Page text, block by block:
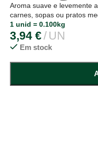
Aroma suave e levemente
carnes, sopas ou pratos
1 unid = 0.100kg
3,94 € UN
Em stock